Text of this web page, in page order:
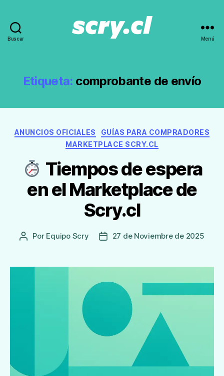
Buscar
recomendaciones
de
Menú
Etiqueta: comprobante de envío
Categorías
ANUNCIOS OFICIALES
GUÍAS PARA COMPRADORES
MARKETPLACE SCRY.CL
Tiempos de espera
en el Marketplace de
Scry.cl
Autor
Entrada
Por Equipo Scry
Fecha27 de Noviembre de 2025